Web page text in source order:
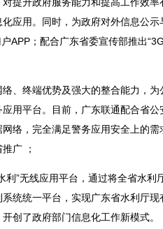
应用。同时，为政府对外信息公
APP；配合广东省委宣传部推出
、终端优势及强大的整合能力，
用平台。目前，广东联通配合省
络，完全满足警务应用安全上的
广 ；
”无线应用平台，通过将全省水
统统一平台，实现广东省水利厅
创了政府部门信息化工作新模式。